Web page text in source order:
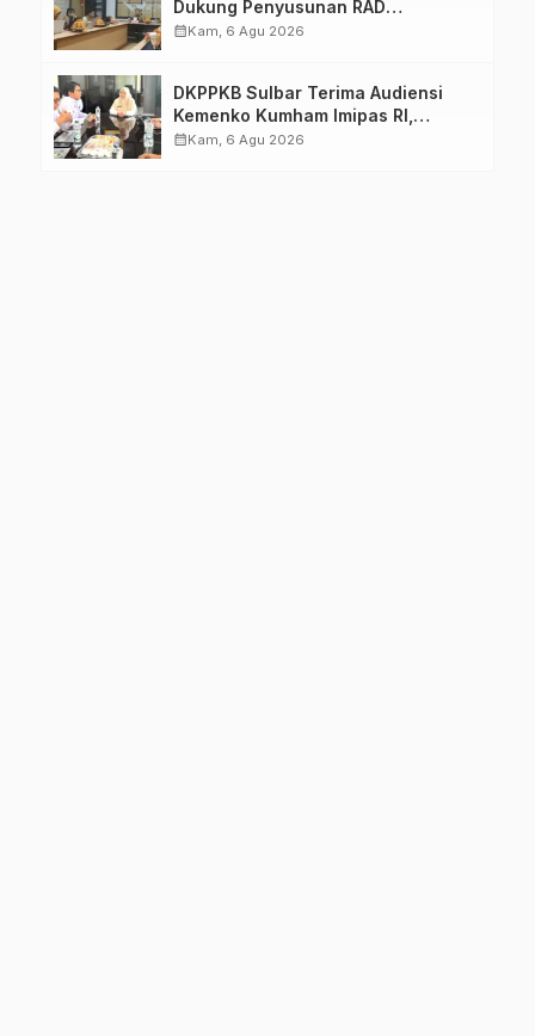
Dukung Penyusunan RAD
TPB/SDGs Sulawesi Barat
calendar_monthKam, 6 Agu 2026
DKPPKB Sulbar Terima Audiensi
Kemenko Kumham Imipas RI,
Perkuat Pelayanan Kesehatan bagi
calendar_monthKam, 6 Agu 2026